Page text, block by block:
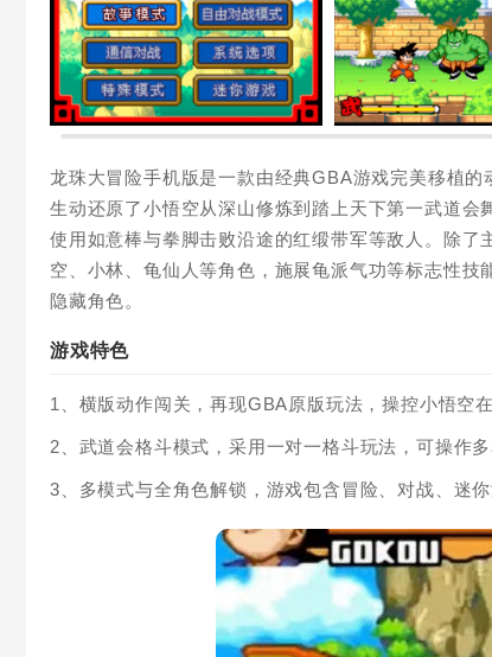
龙珠大冒险手机版是一款由经典GBA游戏完美移植
生动还原了小悟空从深山修炼到踏上天下第一武道会
使用如意棒与拳脚击败沿途的红缎带军等敌人。除
空、小林、龟仙人等角色，施展龟派气功等标志性
隐藏角色。
游戏特色
1、横版动作闯关，再现GBA原版玩法，操控小悟空
2、武道会格斗模式，采用一对一格斗玩法，可操作
3、多模式与全角色解锁，游戏包含冒险、对战、迷